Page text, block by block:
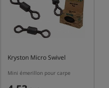
Kryston Micro Swivel
Mini émerillon pour carpe